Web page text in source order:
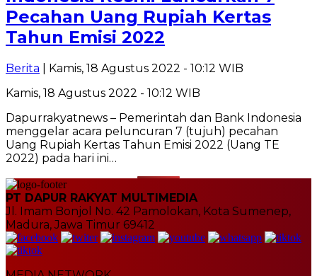
Pecahan Uang Rupiah Kertas
Tahun Emisi 2022
Berita | Kamis, 18 Agustus 2022 - 10:12 WIB
Kamis, 18 Agustus 2022 - 10:12 WIB
Dapurrakyatnews – Pemerintah dan Bank Indonesia
menggelar acara peluncuran 7 (tujuh) pecahan
Uang Rupiah Kertas Tahun Emisi 2022 (Uang TE
2022) pada hari ini…
PT DAPUR RAKYAT MULTIMEDIA
Jl. Imam Bonjol No. 42 Pamolokan, Kota Sumenep,
Madura, Jawa Timur 69412